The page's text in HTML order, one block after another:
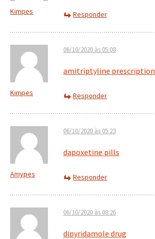
Kimpes Responder
Kimpes
06/10/2020 às 05:08
amitriptyline prescription
Responder
Amypes
06/10/2020 às 05:23
dapoxetine pills
Responder
06/10/2020 às 08:26
dipyridamole drug